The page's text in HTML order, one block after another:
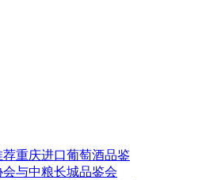
重庆进口葡萄酒品鉴
与中粮长城品鉴会